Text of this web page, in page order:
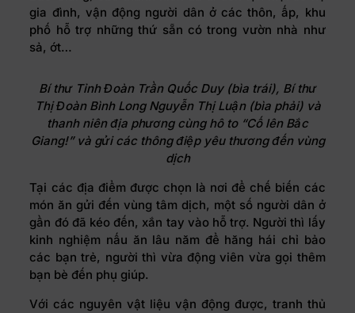
gia đình, vận động người dân ở các thôn, ấp, khu
phố hỗ trợ những thứ sẵn có trong vườn nhà như
sả, ớt…
Bí thư Tỉnh Đoàn Trần Quốc Duy (bìa trái), Bí thư
Thị Đoàn Bình Long Nguyễn Thị Luận (bìa phải) và
thanh niên địa phương cùng hô to “Cố lên Bắc
Giang!” và gửi các thông điệp yêu thương đến vùng
dịch
Tại các địa điểm được chọn là nơi để chế biến các
món ăn gửi đến vùng tâm dịch, một số người dân ở
gần đó đã kéo đến, xắn tay vào hỗ trợ. Người thì lấy
kinh nghiệm nấu ăn lâu năm để hăng hái chỉ bảo
các bạn trẻ, người thì vừa động viên vừa gọi thêm
bạn bè đến phụ giúp.
Với các nguyên vật liệu vận động được, tranh thủ